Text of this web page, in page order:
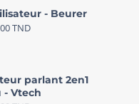
- Beurer
TND
parlant 2en1
- Vtech